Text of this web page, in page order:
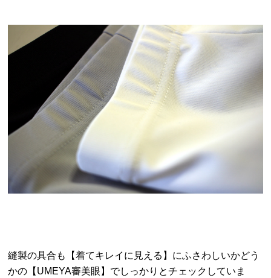
縫製の具合も【着てキレイに見える】にふさわしいかどう
かの【UMEYA審美眼】でしっかりとチェックしていま